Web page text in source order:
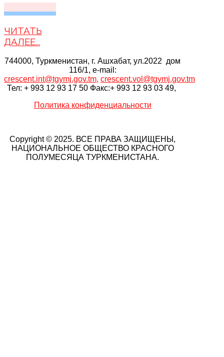
ЧИТАТЬ
ДАЛЕЕ...
744000, Туркменистан, г. Ашхабат, ул.2022 дом
116/1, e-mail:
crescent.int@tgymj.gov.tm, crescent.vol@tgymj.gov.tm
Тел: + 993 12 93 17 50 Факс:+ 993 12 93 03 49,
Политика конфиденциальности
Copyright © 2025. ВСЕ ПРАВА ЗАЩИЩЕНЫ,
НАЦИОНАЛЬНОЕ ОБЩЕСТВО КРАСНОГО
ПОЛУМЕСЯЦА ТУРКМЕНИСТАНА.